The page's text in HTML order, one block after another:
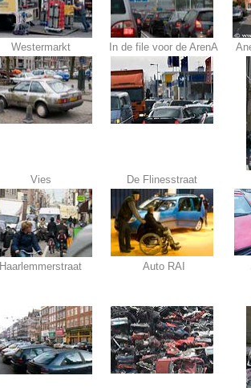
Westermarkt In de file voor de ArenA
Vies De Flinesstraat
Haarlemmerstraat Auto RAI